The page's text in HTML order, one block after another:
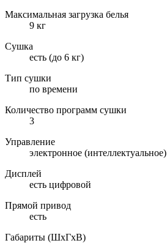
Максимальная загрузка белья
9 кг
Сушка
есть (до 6 кг)
Тип сушки
по времени
Количество программ сушки
3
Управление
электронное (интеллектуальное)
Дисплей
есть цифровой
Прямой привод
есть
Габариты (ШxГxВ)